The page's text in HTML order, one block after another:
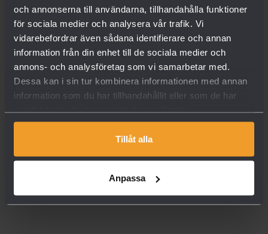
och annonserna till användarna, tillhandahålla funktioner
för sociala medier och analysera vår trafik. Vi
vidarebefordrar även sådana identifierare och annan
information från din enhet till de sociala medier och
annons- och analysföretag som vi samarbetar med.
Dessa kan i sin tur kombinera informationen med annan
information som du har tillhandahållit eller som de har
samlat in när du har använt deras tjänster.
Tillåt alla
Anpassa
Storlek
2375mm x 2000mm
2500mm x 2000mm ,2500mm x 2125mm , 3000mm
x 2000mm,3000mm x 2125mm
Svart, RAL 9005,Vit, RAL 9016
Struktur